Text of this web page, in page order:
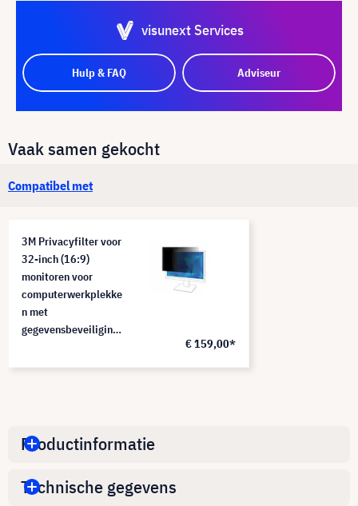
visunext Services
Hulp & FAQ Adviseur
Vaak samen gekocht
Compatibel met
3M Privacyfilter voor
32-inch (16:9)
monitoren voor
computerwerkplekke
n met
gegevensbeveiliging,
€ 159,00*
Productinformatie
Technische gegevens